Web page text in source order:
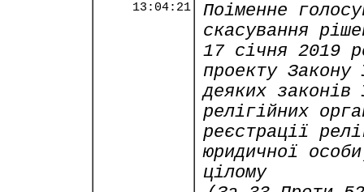
13:04:21
Поіменне
скасування
17 січня 2019
проекту
деяких законів
релігійних
реєстрації
юридичної
цілому